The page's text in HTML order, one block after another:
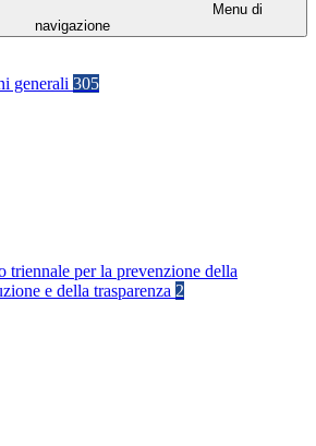
Menu di
navigazione
generali 305
triennale per la prevenzione della
e della trasparenza 2